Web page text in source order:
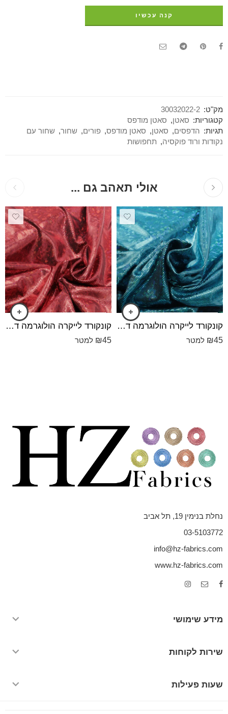
קנה עכשיו
מק"ט: 30032022-2
קטגוריות: סאטן, סאטן מודפס
תגיות: הדפסים, סאטן, סאטן מודפס, פורים, שחור, שחור עם
נקודות ורוד פוקסיה, תחפושות
אולי תאהב גם ...
קונקורד לייקרה הולוגרמה דק הולוגרמה תכלת
₪45 למטר
קונקורד לייקרה הולוגרמה דק הולוגרמה אדום
₪45 למטר
נחלת בנימין 19, תל אביב
03-5103772
info@hz-fabrics.com
www.hz-fabrics.com
מידע שימושי
שירות לקוחות
שעות פעילות